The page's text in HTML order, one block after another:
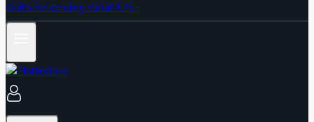
Gratis verzending vanaf €75,-